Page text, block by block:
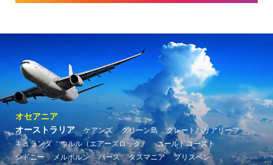
オセアニア
オーストラリア
ケアンズ グリーン島
グレートバリアリーフ
キュランダ
ウルル（エアーズロック）
ゴールドコースト
シドニー
メルボルン パース タスマニア
ブリスベン